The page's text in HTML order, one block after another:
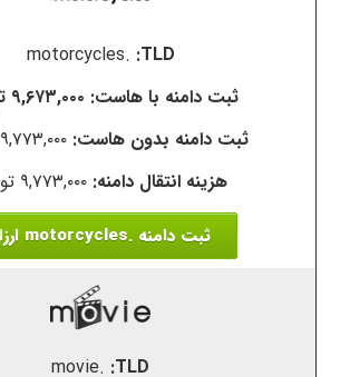
.motorcycles
۹,۶۷۳,۰۰۰ تومان
۹,۷۷۳,۰۰۰ تومان
۹,۷۷۳,۰۰۰ تومان
ثبت دامنه .motorcycles ارزان
.movie